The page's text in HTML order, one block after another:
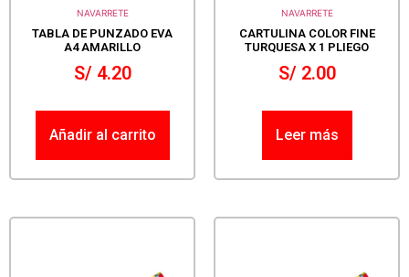
NAVARRETE
TABLA DE PUNZADO EVA
A4 AMARILLO
S/4.20
Añadir al carrito
NAVARRETE
CARTULINA COLOR FINE
TURQUESA X 1 PLIEGO
S/2.00
Leer más